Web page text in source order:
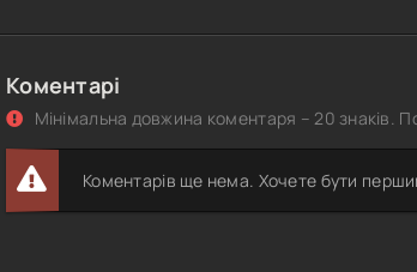
Коментарі
Мінімальна довжина коментаря – 20 знаків.
Коментарів ще нема. Хочете бути